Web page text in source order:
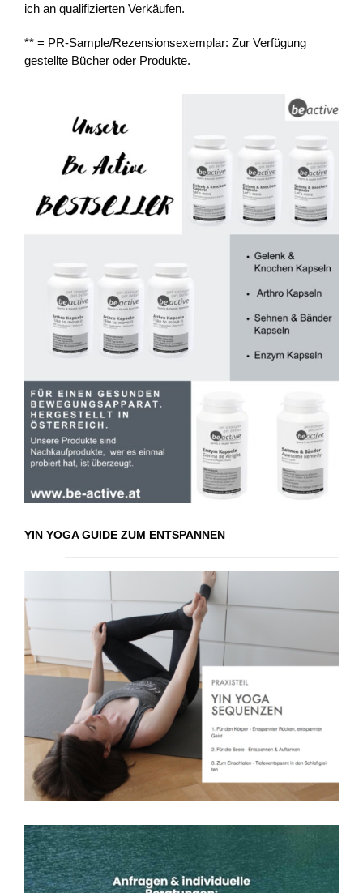
ich an qualifizierten Verkäufen.
** = PR-Sample/Rezensionsexemplar: Zur Verfügung
gestellte Bücher oder Produkte.
YIN YOGA GUIDE ZUM ENTSPANNEN